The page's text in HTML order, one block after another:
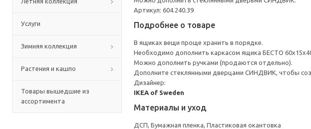
Услуги
Зимняя коллекция
Растения и кашпо
Товары вышедшие из
ассортимента
Артикул: 604.240.39
Подробнее о товаре
В ящиках вещи проще хранить в порядке.
Необходимо дополнить каркасом ящика БЕСТО
Можно дополнить ручками (продаются отдельно).
Дополните стеклянными дверцами СИНДВИК, чтобы
Дизайнер:
IKEA of Sweden
Материалы и уход
ДСП, Бумажная пленка, Пластиковая окантовка